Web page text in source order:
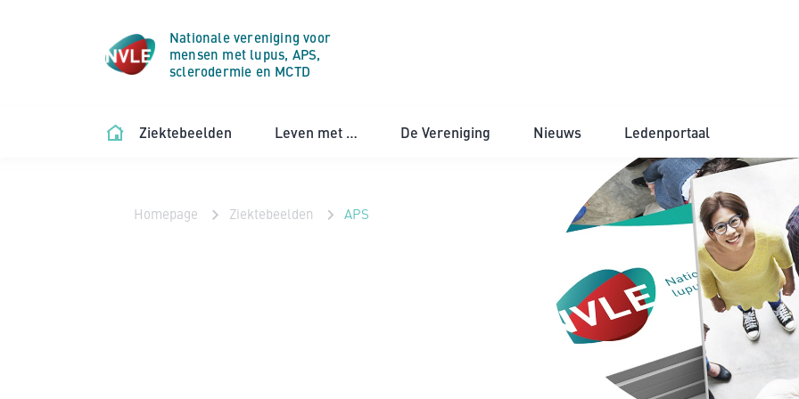
Nationale vereniging voor
mensen met lupus, APS,
sclerodermie en MCTD
Ziektebeelden Leven met … De Vereniging Nieuws Ledenportaal
Homepage Ziektebeelden APS